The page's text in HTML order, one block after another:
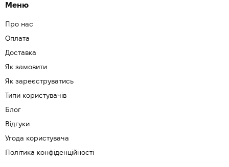
Меню
Про нас
Оплата
Доставка
Як замовити
Як зареєструватись
Типи користувачів
Блог
Відгуки
Угода користувача
Політика конфіденційності